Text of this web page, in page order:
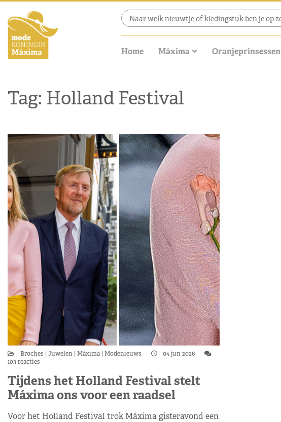
Home Máxima Oranjeprinsessen
Tag: Holland Festival
Broches Juwelen Máxima Modenieuws
04 jun 2026
103 reacties
Tijdens het Holland Festival stelt
Máxima ons voor een raadsel
Voor het Holland Festival trok Máxima gisteravond een